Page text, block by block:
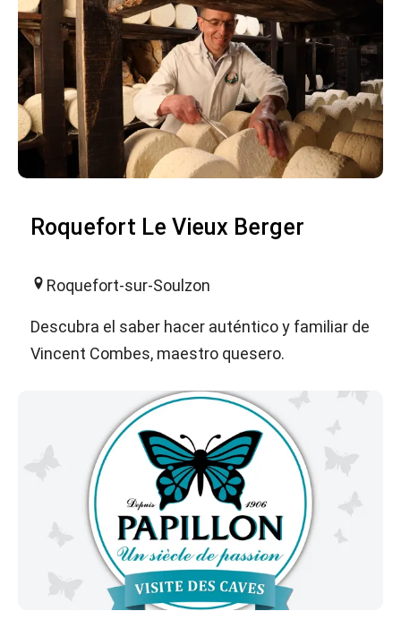
Roquefort Le Vieux Berger
Roquefort-sur-Soulzon
Descubra el saber hacer auténtico y familiar de
Vincent Combes, maestro quesero.